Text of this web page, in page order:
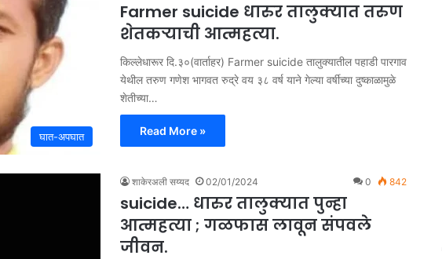
घात-अपघात
Farmer suicide धारुर तालुक्यात तरुण
शेतकऱ्याची आत्महत्या.
किल्लेधारूर दि.३०(वार्ताहर) Farmer suicide तालुक्यातील पहाडी पारगाव
येथील तरुण गणेश भागवत रुद्रे वय ३८ वर्ष याने गेल्या वर्षीच्या दुष्काळामुळे
शेतीच्या…
Read More »
शाकेरअली सय्यद 02/01/2024 0 842
suicide… धारुर तालुक्यात पुन्हा
आत्महत्या ; गळफास लावून संपवले
जीवन.